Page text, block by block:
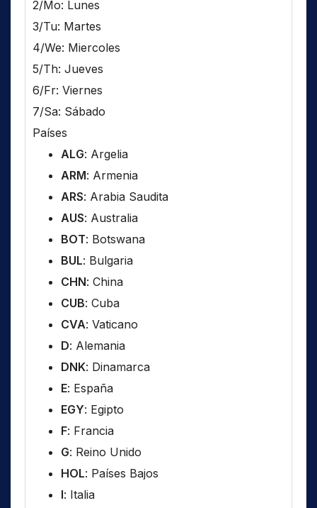
2/Mo: Lunes
3/Tu: Martes
4/We: Miercoles
5/Th: Jueves
6/Fr: Viernes
7/Sa: Sábado
Países
ALG: Argelia
ARM: Armenia
ARS: Arabia Saudita
AUS: Australia
BOT: Botswana
BUL: Bulgaria
CHN: China
CUB: Cuba
CVA: Vaticano
D: Alemania
DNK: Dinamarca
E: España
EGY: Egipto
F: Francia
G: Reino Unido
HOL: Países Bajos
I: Italia